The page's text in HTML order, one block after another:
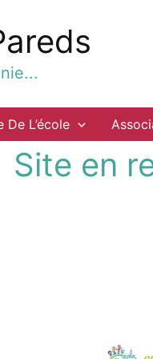
De L’école
Site en